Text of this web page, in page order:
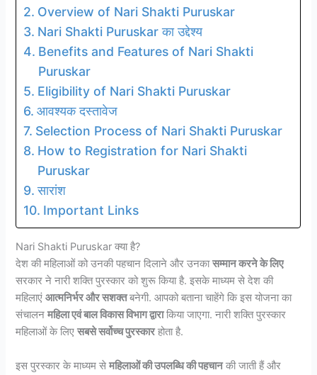
Overview of Nari Shakti Puruskar
Nari Shakti Puruskar का उद्देश्य
Benefits and Features of Nari Shakti
Puruskar
Eligibility of Nari Shakti Puruskar
आवश्यक दस्तावेज
Selection Process of Nari Shakti Puruskar
How to Registration for Nari Shakti
Puruskar
सारांश
Important Links
Nari Shakti Puruskar क्या है?
देश की महिलाओं को उनकी पहचान दिलाने और उनकासम्मान करने के लिए
सरकार ने नारी शक्ति पुरस्कार को शुरू किया है. इसके माध्यम से देश की
महिलाएंआत्मनिर्भर और सशक्तबनेगी. आपको बताना चाहेंगे कि इस योजना का
संचालनमहिला एवं बाल विकास विभाग द्वाराकिया जाएगा. नारी शक्ति पुरस्कार
महिलाओं के लिएसबसे सर्वोच्च पुरस्कारहोता है.
इस पुरस्कार के माध्यम सेमहिलाओं की उपलब्धि की पहचानकी जाती हैं और